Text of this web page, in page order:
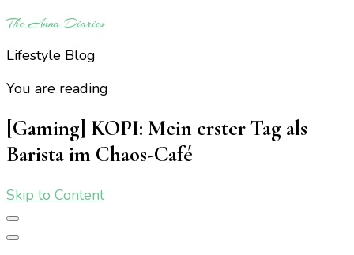
The Anna Diaries
Lifestyle Blog
You are reading
[Gaming] KOPI: Mein erster Tag als
Barista im Chaos-Café
Skip to Content